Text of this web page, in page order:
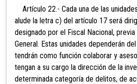
Artículo 22.- Cada una de las
alude la letra c) del artículo 17 será
designado por el Fiscal Nacional,
General. Estas unidades dependerán
tendrán como función colaborar y
tengan a su cargo la dirección de la
determinada categoría de delitos, de